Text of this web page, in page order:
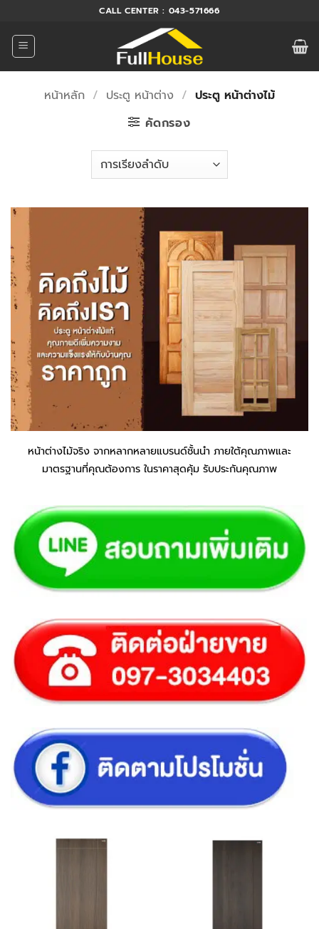
ยัง
เนื้อหา
CALL CENTER : 043-571666
หน้าหลัก / ประตู หน้าต่าง / ประตู หน้าต่างไม้
คัดกรอง
หน้าต่างไม้จริง จากหลากหลายแบรนด์ชั้นนำ ภายใต้คุณภาพและ
มาตรฐานที่คุณต้องการ ในราคาสุดคุ้ม รับประกันคุณภาพ